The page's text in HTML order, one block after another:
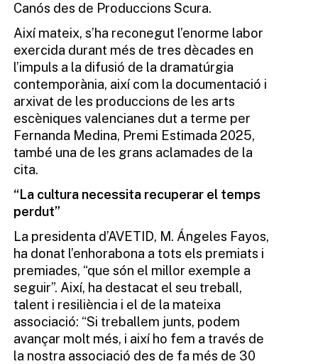
Canós des de Produccions Scura.
Així mateix, s’ha reconegut l’enorme labor
exercida durant més de tres dècades en
l’impuls a la difusió de la dramatúrgia
contemporània, així com la documentació i
arxivat de les produccions de les arts
escèniques valencianes dut a terme per
Fernanda Medina, Premi Estimada 2025,
també una de les grans aclamades de la
cita.
“La cultura necessita recuperar el temps
perdut”
La presidenta d’AVETID, M. Ángeles Fayos,
ha donat l’enhorabona a tots els premiats i
premiades, “que són el millor exemple a
seguir”. Així, ha destacat el seu treball,
talent i resiliència i el de la mateixa
associació: “Si treballem junts, podem
avançar molt més, i així ho fem a través de
la nostra associació des de fa més de 30